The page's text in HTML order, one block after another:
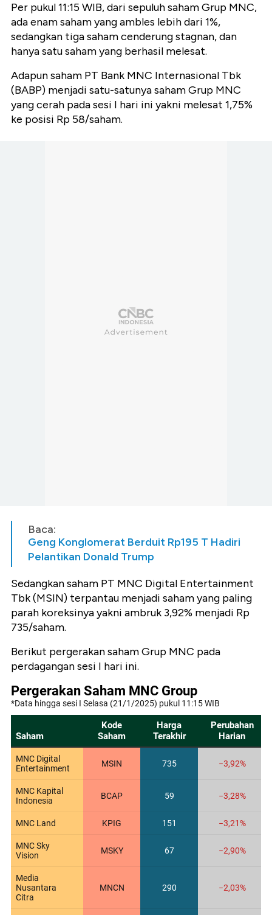
Per pukul 11:15 WIB, dari sepuluh saham Grup MNC,
ada enam saham yang ambles lebih dari 1%,
sedangkan tiga saham cenderung stagnan, dan
hanya satu saham yang berhasil melesat.
Adapun saham PT Bank MNC Internasional Tbk
(BABP) menjadi satu-satunya saham Grup MNC
yang cerah pada sesi I hari ini yakni melesat 1,75%
ke posisi Rp 58/saham.
Baca:
Geng Konglomerat Berduit Rp195 T Hadiri
Pelantikan Donald Trump
Sedangkan saham PT MNC Digital Entertainment
Tbk (MSIN) terpantau menjadi saham yang paling
parah koreksinya yakni ambruk 3,92% menjadi Rp
735/saham.
Berikut pergerakan saham Grup MNC pada
perdagangan sesi I hari ini.